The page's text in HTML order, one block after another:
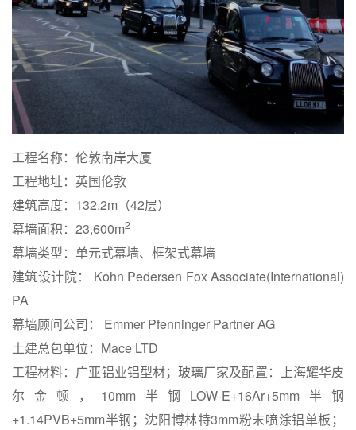
工程名称：伦敦南岸大厦
工程地址：英国伦敦
建筑高度：132.2m（42层）
幕墙面积：23,600m2
幕墙类型：单元式幕墙、框架式幕墙
建筑设计院： Kohn Pedersen Fox Associate(International)
PA
幕墙顾问公司： Emmer Pfenninger Partner AG
土建总包单位：Mace LTD
工程材料：广亚铝业铝型材；玻璃厂家及配置：上海耀华皮
尔金顿，10mm半钢LOW-E+16Ar+5mm半钢
+1.14PVB+5mm半钢；沈阳博林特3mm粉末喷涂铝单板；